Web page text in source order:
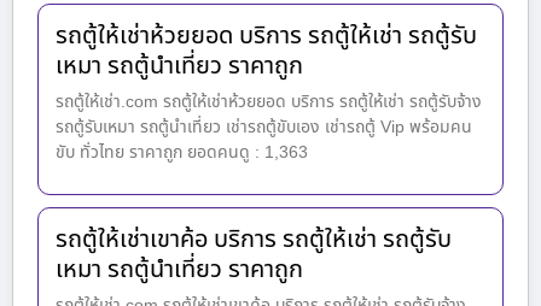
รถตู้ให้เช่าห้วยยอด บริการ รถตู้ให้เช่า รถตู้รับ
เหมา รถตู้นำเที่ยว ราคาถูก
รถตู้ให้เช่า.com รถตู้ให้เช่าห้วยยอด บริการ รถตู้ให้เช่า รถตู้รับจ้าง
รถตู้รับเหมา รถตู้นำเที่ยว เช่ารถตู้ขับเอง เช่ารถตู้ Vip พร้อมคน
ขับ ทั่วไทย ราคาถูก ยอดคนดู : 1,363
รถตู้ให้เช่าเขาค้อ บริการ รถตู้ให้เช่า รถตู้รับ
เหมา รถตู้นำเที่ยว ราคาถูก